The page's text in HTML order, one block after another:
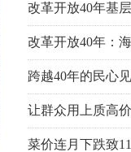
改革开放40年基
改革开放40年：
跨越40年的民心
让群众用上质高
菜价连月下跌致